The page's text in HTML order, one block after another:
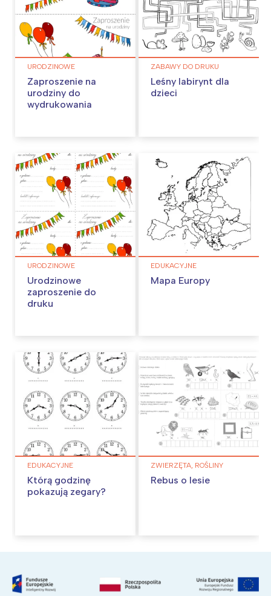
URODZINOWE
Zaproszenie na
urodziny do
wydrukowania
ZABAWY DO DRUKU
Leśny labirynt dla
dzieci
URODZINOWE
Urodzinowe
zaproszenie do
druku
EDUKACYJNE
Mapa Europy
EDUKACYJNE
Którą godzinę
pokazują zegary?
ZWIERZĘTA, ROŚLINY
Rebus o lesie